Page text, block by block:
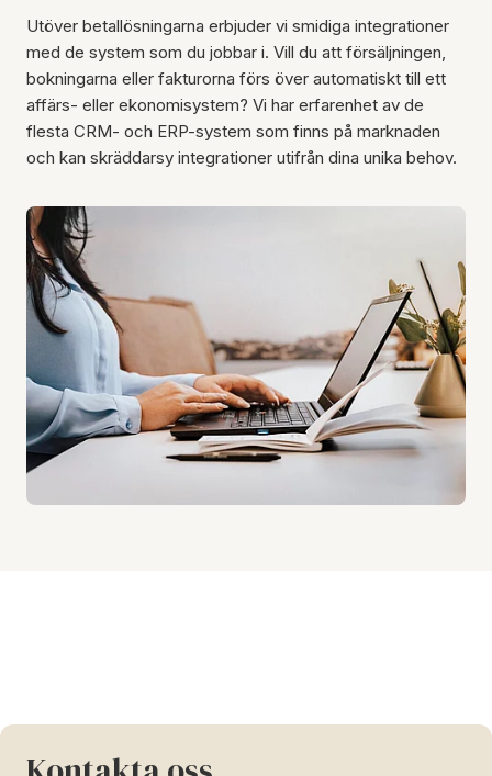
Utöver betallösningarna erbjuder vi smidiga integrationer
med de system som du jobbar i. Vill du att försäljningen,
bokningarna eller fakturorna förs över automatiskt till ett
affärs- eller ekonomisystem? Vi har erfarenhet av de
flesta CRM- och ERP-system som finns på marknaden
och kan skräddarsy integrationer utifrån dina unika behov.